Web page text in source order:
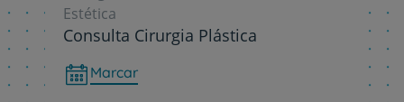
Estética
Consulta Cirurgia Plástica
Marcar